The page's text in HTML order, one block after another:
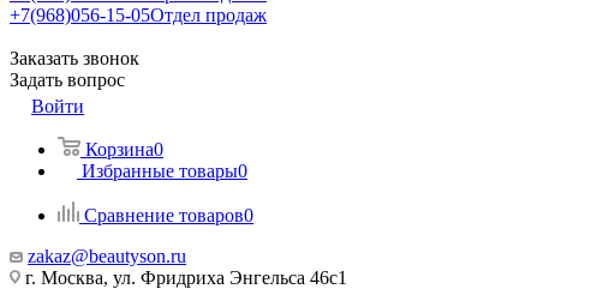
+7(968)056-15-05Отдел продаж
Заказать звонок
Задать вопрос
Войти
Корзина0
Избранные товары0
Сравнение товаров0
zakaz@beautyson.ru
г. Москва, ул. Фридриха Энгельса 46с1